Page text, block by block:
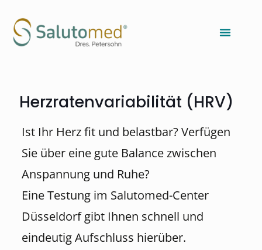
Herzratenvariabilität (HRV)
Ist Ihr Herz fit und belastbar? Verfügen
Sie über eine gute Balance zwischen
Anspannung und Ruhe?
Eine Testung im Salutomed-Center
Düsseldorf gibt Ihnen schnell und
eindeutig Aufschluss hierüber.